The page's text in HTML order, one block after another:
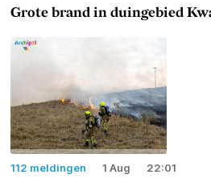
Grote brand in duingebied
112 meldingen 1 Aug 22:01